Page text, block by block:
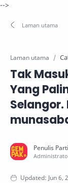
-->
Laman utama
Tak
Yang
Selangor.